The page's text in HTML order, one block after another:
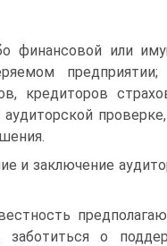
финансовой или
кредиторов
аудиторской
и заключение
заботиться о